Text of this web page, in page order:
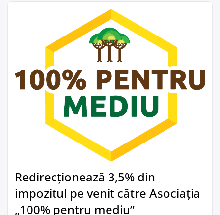
Redirecționează 3,5% din
impozitul pe venit către Asociația
„100% pentru mediu”